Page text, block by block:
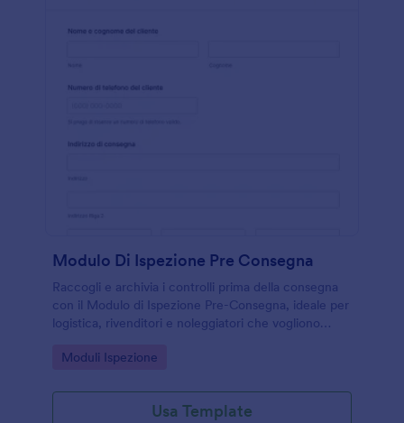
Modulo Di Ispezione Pre Consegna
Raccogli e archivia i controlli prima della consegna
con il Modulo di Ispezione Pre-Consegna, ideale per
logistica, rivenditori e noleggiatori che vogliono
Jotform.
Go to Category:
Moduli Ispezione
Usa Template